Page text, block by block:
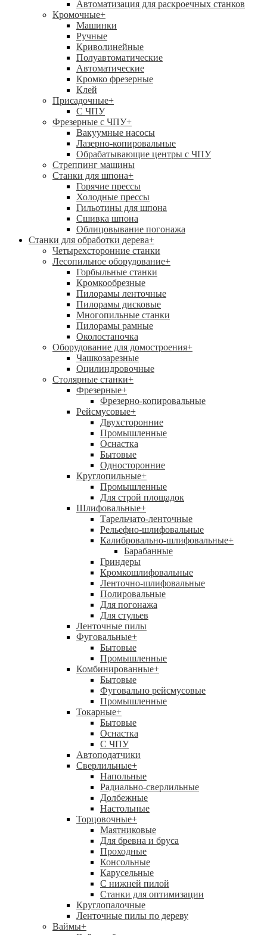
Автоматизация для раскроечных станков
Кромочные+
Машинки
Ручные
Криволинейные
Полуавтоматические
Автоматические
Кромко фрезерные
Клей
Присадочные+
С ЧПУ
Фрезерные с ЧПУ+
Вакуумные насосы
Лазерно-копировальные
Обрабатывающие центры с ЧПУ
Стреппинг машины
Станки для шпона+
Горячие прессы
Холодные прессы
Гильотины для шпона
Сшивка шпона
Облицовывание погонажа
Станки для обработки дерева+
Четырехсторонние станки
Лесопильное оборудование+
Горбыльные станки
Кромкообрезные
Пилорамы ленточные
Пилорамы дисковые
Многопильные станки
Пилорамы рамные
Околостаночка
Оборудование для домостроения+
Чашкозарезные
Оцилиндровочные
Столярные станки+
Фрезерные+
Фрезерно-копировальные
Рейсмусовые+
Двухсторонние
Промышленные
Оснастка
Бытовые
Односторонние
Круглопильные+
Промышленные
Для строй площадок
Шлифовальные+
Тарельчато-ленточные
Рельефно-шлифовальные
Калибровально-шлифовальные+
Барабанные
Гриндеры
Кромкошлифовальные
Ленточно-шлифовальные
Полировальные
Для погонажа
Для стульев
Ленточные пилы
Фуговальные+
Бытовые
Промышленные
Комбинированные+
Бытовые
Фуговально рейсмусовые
Промышленные
Токарные+
Бытовые
Оснастка
С ЧПУ
Автоподатчики
Сверлильные+
Напольные
Радиально-сверлильные
Долбежные
Настольные
Торцовочные+
Маятниковые
Для бревна и бруса
Проходные
Консольные
Карусельные
С нижней пилой
Станки для оптимизации
Круглопалочные
Ленточные пилы по дереву
Ваймы+